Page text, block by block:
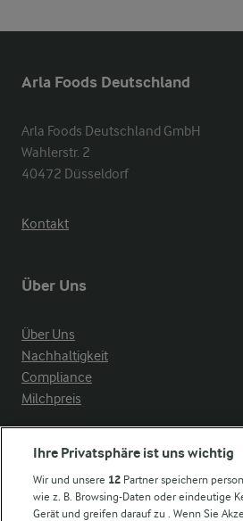
Arla Foods Deutschland
Arla Foods Deutschland GmbH
Wahlerstr. 2
40472 Düsseldorf
Kontakt
Über Uns
Über Uns
Nachhaltigkeit
Compliance
Milchpreis
Weitere Arla Websites
Ihre Privatsphäre ist uns wichtig
Wir und unsere 12 Partner speichern
wie z. B. Browsing-Daten oder eindeutige
Gerät und greifen darauf zu . Wenn Sie